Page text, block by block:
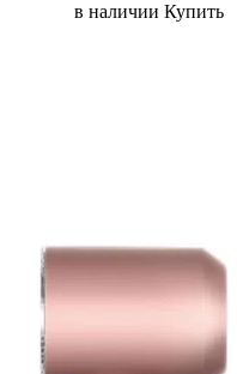
в наличии Купить